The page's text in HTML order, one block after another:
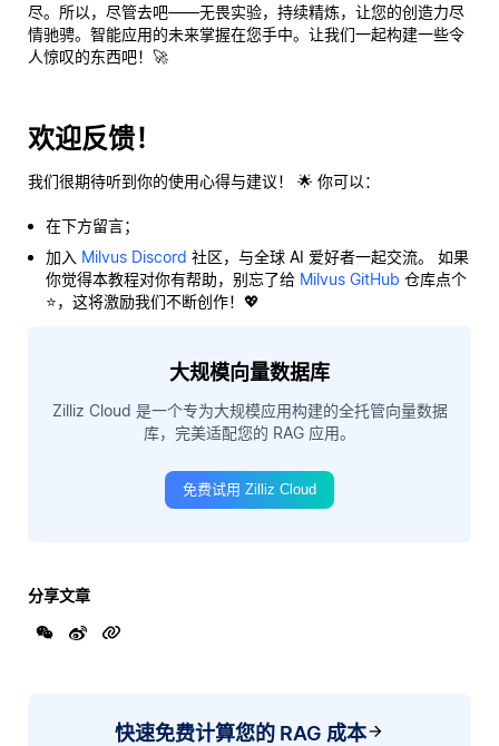
尽。所以，尽管去吧——无畏实验，持续精炼，让您的创造力尽
情驰骋。智能应用的未来掌握在您手中。让我们一起构建一些令
人惊叹的东西吧！🚀
欢迎反馈！
我们很期待听到你的使用心得与建议！ 🌟 你可以：
在下方留言；
加入 Milvus Discord 社区，与全球 AI 爱好者一起交流。 如果
你觉得本教程对你有帮助，别忘了给 Milvus GitHub 仓库点个
⭐，这将激励我们不断创作！💖
大规模向量数据库
Zilliz Cloud 是一个专为大规模应用构建的全托管向量数据
库，完美适配您的 RAG 应用。
免费试用 Zilliz Cloud
分享文章
快速免费计算您的 RAG 成本